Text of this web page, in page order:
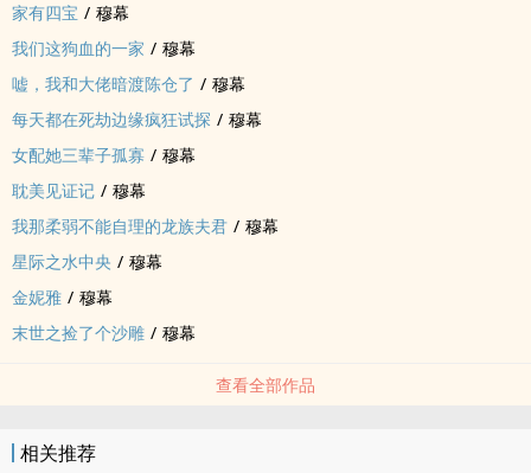
家有四宝 / 穆幕
我们这狗血的一家 / 穆幕
嘘，我和大佬暗渡陈仓了 / 穆幕
每天都在死劫边缘疯狂试探 / 穆幕
女配她三辈子孤寡 / 穆幕
耽美见证记 / 穆幕
我那柔弱不能自理的龙族夫君 / 穆幕
星际之水中央 / 穆幕
金妮雅 / 穆幕
末世之捡了个沙雕 / 穆幕
查看全部作品
相关推荐